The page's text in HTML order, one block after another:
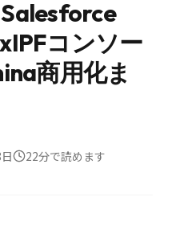
コンソー
商用化ま
22分で読めます